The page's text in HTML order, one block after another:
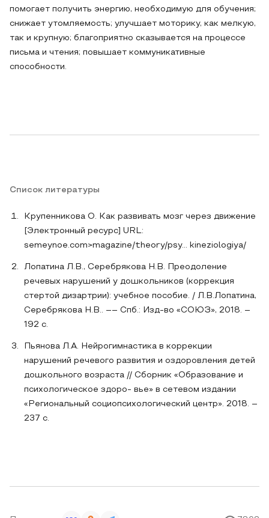
помогает получить энергию, необходимую для обучения;
снижает утомляемость; улучшает моторику, как мелкую,
так и крупную; благоприятно сказывается на процессе
письма и чтения; повышает коммуникативные
способности.
Список литературы
Крупенникова О. Как развивать мозг через движение
[Электронный ресурс] URL:
semeynoe.com>magazine/theory/psy… kineziologiya/
Лопатина Л.В., Серебрякова Н.В. Преодоление
речевых нарушений у дошкольников (коррекция
стертой дизартрии): учебное пособие. / Л.В.Лопатина,
Серебрякова Н.В.. –– Спб.: Изд-во «СОЮЗ», 2018. –
192 с.
Пьянова Л.А. Нейрогимнастика в коррекции
нарушений речевого развития и оздоровления детей
дошкольного возраста // Сборник «Образование и
психологическое здоро- вье» в сетевом издании
«Региональный социопсихологический центр». 2018. –
237 с.